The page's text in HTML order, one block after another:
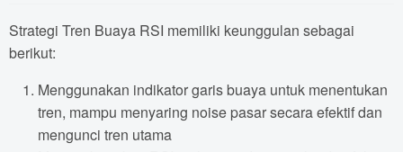
Strategi Tren Buaya RSI memiliki keunggulan sebagai
berikut:
Menggunakan indikator garis buaya untuk menentukan
tren, mampu menyaring noise pasar secara efektif dan
mengunci tren utama